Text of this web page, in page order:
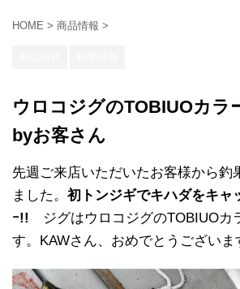
HOME > 商品情報 >
ウロコジグのTOBIUOカラ
byお客さん
先週ご来店いただいたお客様から釣
ました。 初トンジギでキハダをキャ
ｰ!!
ジグはウロコジグのTOBIUOカ
す。KAWさん、おめでとうございま